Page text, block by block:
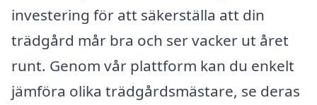
investering för att säkerställa att din
trädgård mår bra och ser vacker ut året
runt. Genom vår plattform kan du enkelt
jämföra olika trädgårdsmästare, se deras